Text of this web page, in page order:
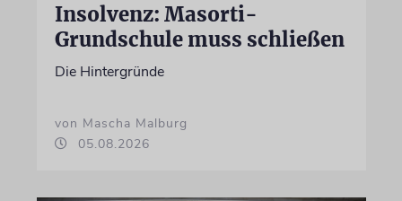
Insolvenz: Masorti-
Grundschule muss schließen
Die Hintergründe
von Mascha Malburg
05.08.2026